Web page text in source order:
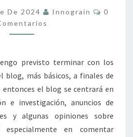
GLUTEN
De 2024 Innograin
0
previsto terminar con los
blog, más básicos, a finales de
el blog se centrará en
e investigación, anuncios de
y algunas opiniones sobre
especialmente en comentar